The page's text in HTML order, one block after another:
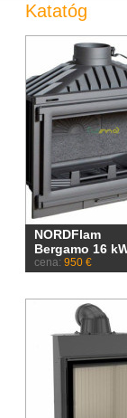
Katatóg
NORDFlam
Bergamo 16
cena: 950 €